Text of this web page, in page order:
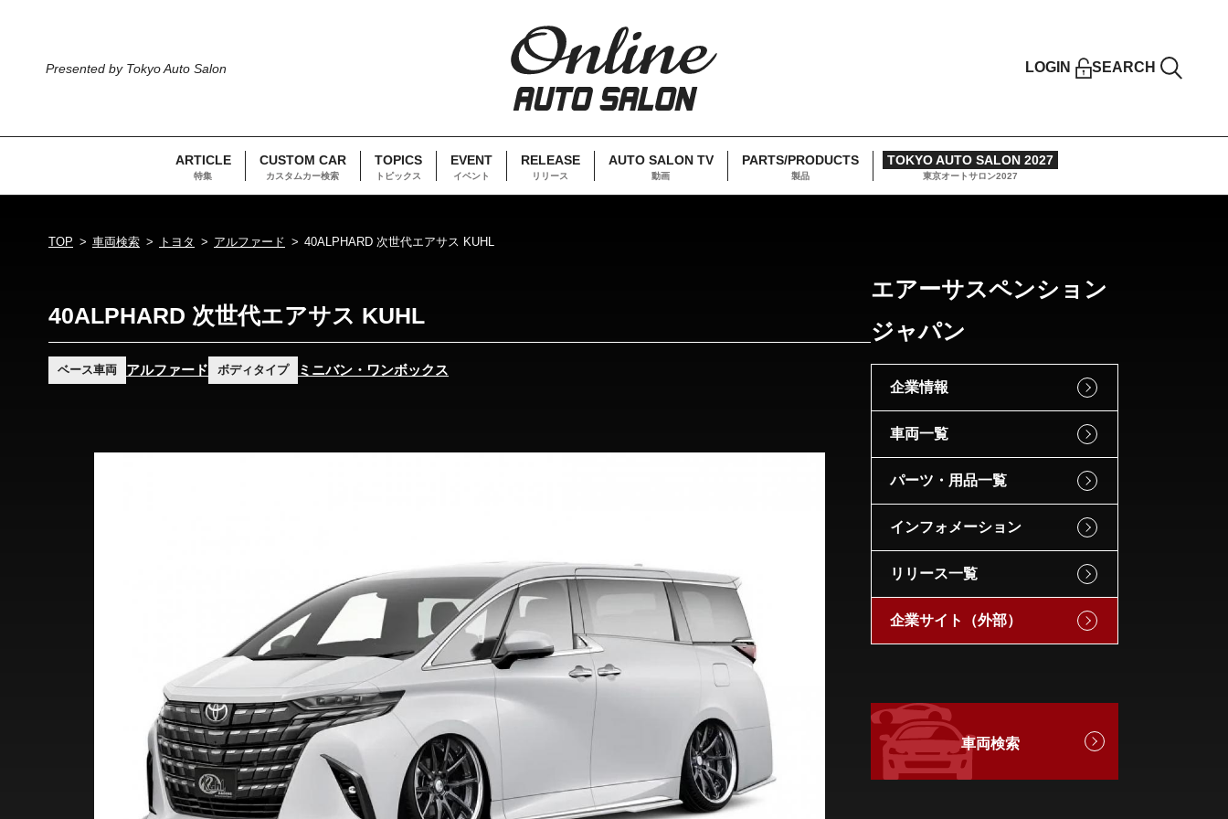
Presented by Tokyo Auto Salon LOGIN SEARCH
ARTICLE
特集
CUSTOM CAR
カスタムカー検索
TOPICS
トピックス
EVENT
イベント
RELEASE
リリース
AUTO SALON TV
動画
PARTS/PRODUCTS
製品
TOKYO AUTO SALON 2027
東京オートサロン2027
TOP 車両検索 トヨタ アルファード 40ALPHARD 次世代エアサス KUHL
40ALPHARD 次世代エアサス KUHL
ベース車両 アルファード ボディタイプ ミニバン・ワンボックス
エアーサスペンション
ジャパン
企業情報
車両一覧
パーツ・用品一覧
インフォメーション
リリース一覧
企業サイト（外部）
車両検索